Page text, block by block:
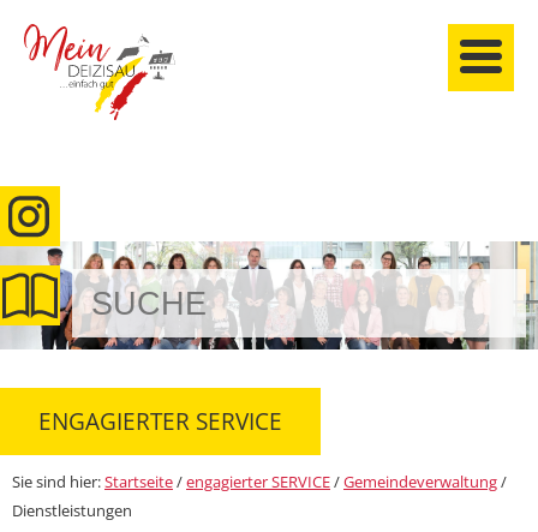
anmelden
ENGAGIERTER SERVICE
Sie sind hier:Startseite/engagierter SERVICE/Gemeindeverwaltung/
Dienstleistungen